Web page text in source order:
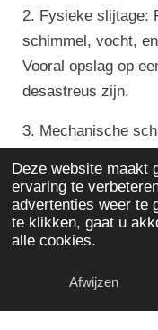
Deze website maakt
ervaring te
advertenties weer te
te klikken, gaat u
alle cookies.
Afwijzen
2. Fysieke slijtage:
schimmel, vocht,
Vooral opslag op
desastreus zijn.
3. Mechanische
krassen en
De opkomst
E-mailadres